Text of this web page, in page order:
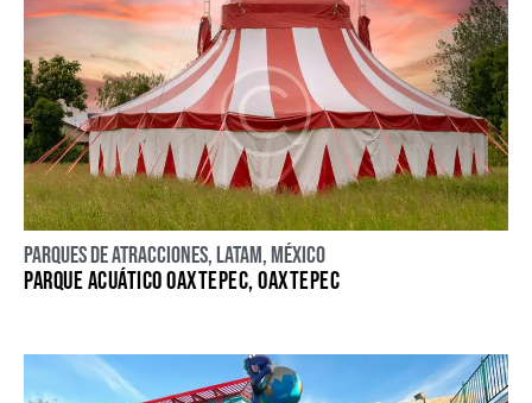
Parques de atracciones,LATAM,México
PARQUE ACUÁTICO OAXTEPEC, OAXTEPEC